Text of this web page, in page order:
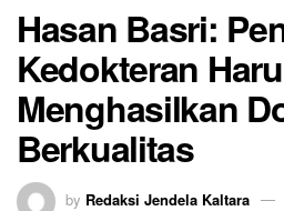
Hasan Basri:
Kedokteran
Menghasilkan
Berkualitas
by Redaksi Jendela Kaltara